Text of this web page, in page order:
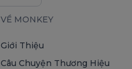
VỀ MONKEY
Giới Thiệu
Câu Chuyện Thương Hiệu